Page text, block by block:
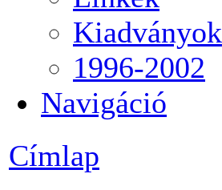
Kiadványok
1996-2002
Navigáció
Címlap